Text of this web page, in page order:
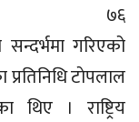
गरिएको
टाेपलाल
। राष्ट्रिय